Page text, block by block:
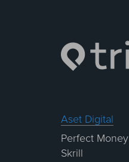
Aset Digital
Perfect Money
Skrill